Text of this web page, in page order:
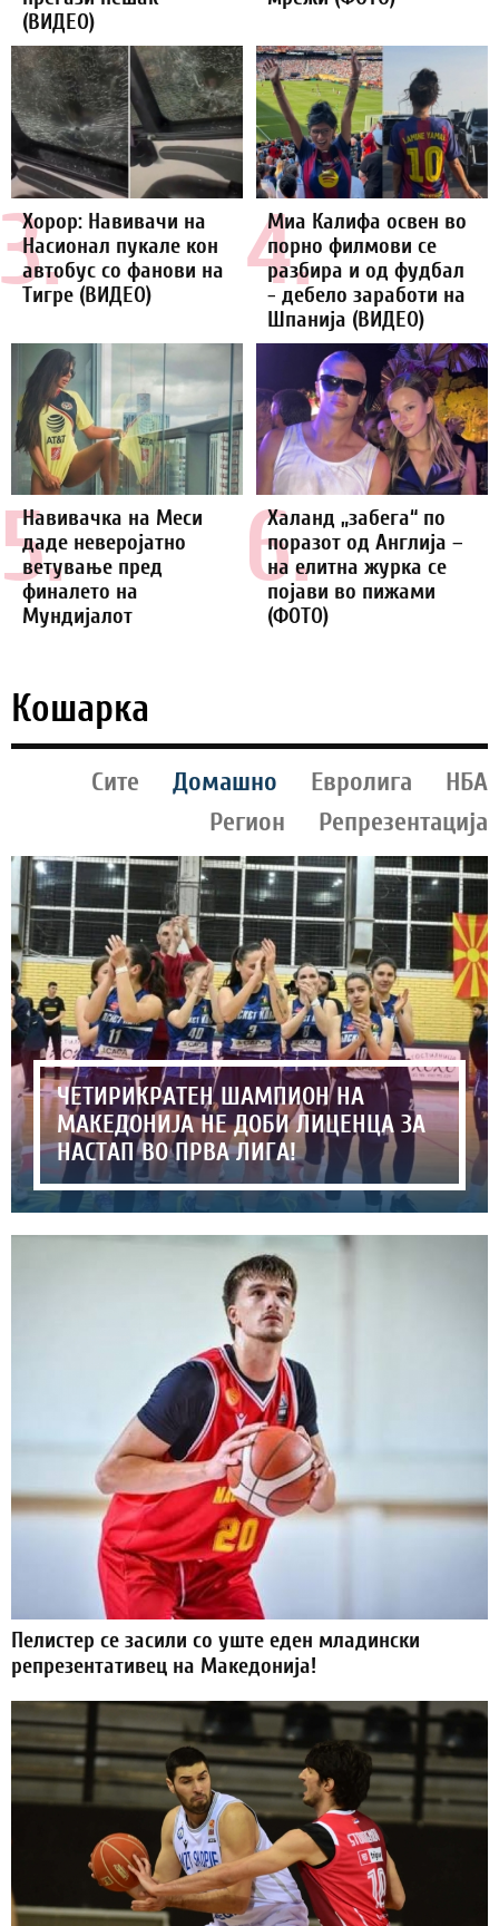
(ВИДЕО)
3.
Хорор: Навивачи на
Насионал пукале кон
автобус со фанови на
Тигре (ВИДЕО)
4.
Миа Калифа освен во
порно филмови се
разбира и од фудбал
- дебело заработи на
Шпанија (ВИДЕО)
5.
Навивачка на Меси
даде неверојатно
ветување пред
финалето на
Мундијалот
6.
Халанд „забега“ по
поразот од Англија –
на елитна журка се
појави во пижами
(ФОТО)
Кошарка
Сите Домашно Евролига
НБА
Регион
Репрезентација
ЧЕТИРИКРАТЕН ШАМПИОН НА
МАКЕДОНИЈА НЕ ДОБИ ЛИЦЕНЦА ЗА
НАСТАП ВО ПРВА ЛИГА!
Пелистер се засили со уште еден младински
репрезентативец на Македонија!